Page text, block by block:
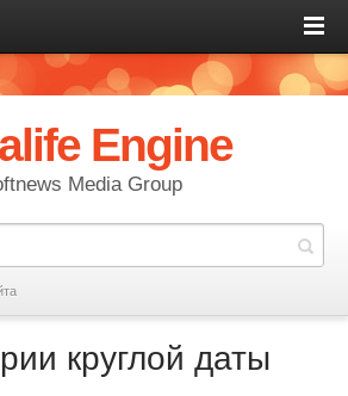
Engine
Media Group
круглой даты